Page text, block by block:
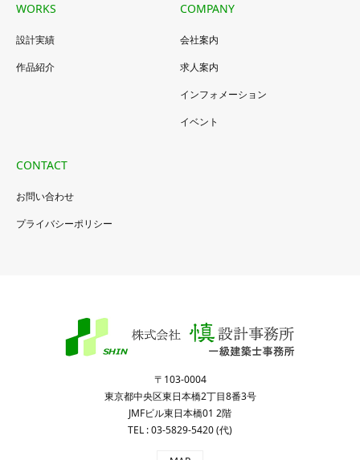
墨田区立錦糸小学校
WORKS
設計実績
作品紹介
COMPANY
会社案内
求人案内
インフォメーション
イベント
CONTACT
お問い合わせ
プライバシーポリシー
〒103-0004
東京都中央区東日本橋2丁目8番3号
JMFビル東日本橋01 2階
TEL : 03-5829-5420 (代)